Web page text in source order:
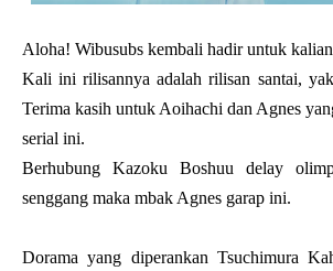
Aloha! Wibusubs kembali hadir untuk
Kali ini rilisannya adalah rilisan santai,
Terima kasih untuk Aoihachi dan Agnes
serial ini.
Berhubung Kazoku Boshuu delay
senggang maka mbak Agnes garap ini.
Dorama yang diperankan Tsuchimura